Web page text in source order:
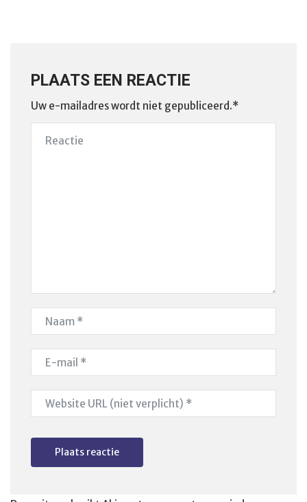
PLAATS EEN REACTIE
Uw e-mailadres wordt niet gepubliceerd.*